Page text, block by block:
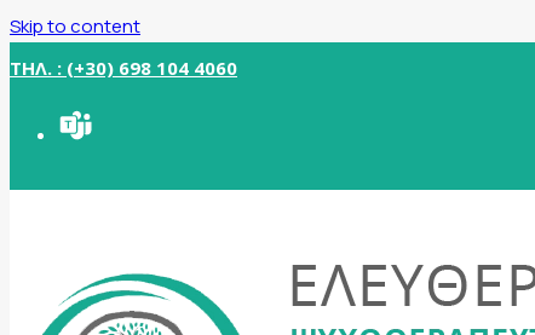
Skip to content
ΤΗΛ. : (+30) 698 104 4060